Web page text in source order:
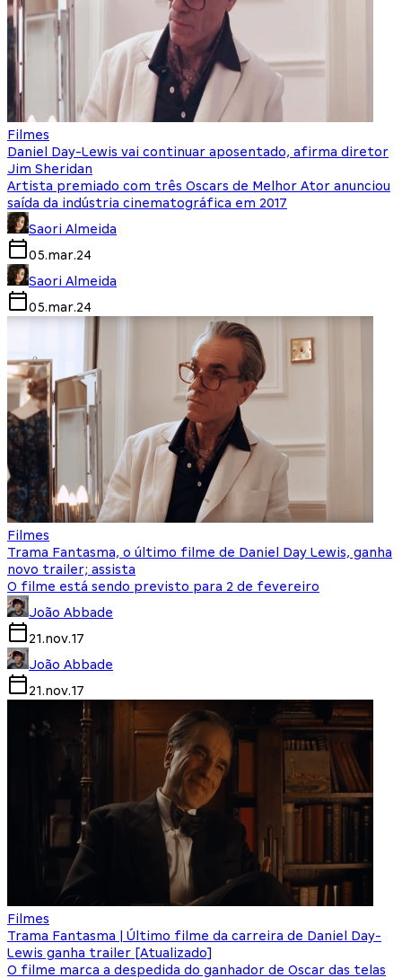
Filmes
Daniel Day-Lewis vai continuar aposentado, afirma diretor
Jim Sheridan
Artista premiado com três Oscars de Melhor Ator anunciou
saída da indústria cinematográfica em 2017
Saori Almeida
05.mar.24
Saori Almeida
05.mar.24
Filmes
Trama Fantasma, o último filme de Daniel Day Lewis, ganha
novo trailer; assista
O filme está sendo previsto para 2 de fevereiro
João Abbade
21.nov.17
João Abbade
21.nov.17
Filmes
Trama Fantasma | Último filme da carreira de Daniel Day-
Lewis ganha trailer [Atualizado]
O filme marca a despedida do ganhador de Oscar das telas